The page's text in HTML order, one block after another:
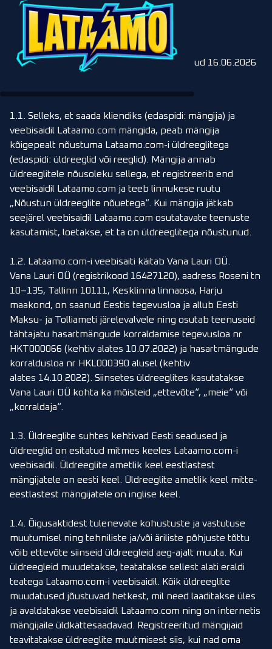
Tagasi
Üldreeglid
Eestikeelne versioon 1.81, viimati uuendatud 16.06.2026
1.1. Selleks, et saada kliendiks (edaspidi: mängija) ja
veebisaidil Lataamo.com mängida, peab mängija
kõigepealt nõustuma Lataamo.com-i üldreeglitega
(edaspidi: üldreeglid või reeglid). Mängija annab
üldreeglitele nõusoleku sellega, et registreerib end
veebisaidil Lataamo.com ja teeb linnukese ruutu
„Nõustun üldreeglite nõuetega“. Kui mängija jätkab
seejärel veebisaidil Lataamo.com osutatavate teenuste
kasutamist, loetakse, et ta on üldreeglitega nõustunud.
1.2. Lataamo.com-i veebisaiti käitab Vana Lauri OÜ.
Vana Lauri OÜ (registrikood 16427120), aadress Roseni tn
10–135, Tallinn 10111, Kesklinna linnaosa, Harju
maakond, on saanud Eestis tegevusloa ja allub Eesti
Maksu- ja Tolliameti järelevalvele ning osutab teenuseid
tähtajatu hasartmängude korraldamise tegevusloa nr
HKT000066 (kehtiv alates 10.07.2022) ja hasartmängude
korraldusloa nr HKL000390 alusel (kehtiv
alates 14.10.2022). Siinsetes üldreeglites kasutatakse
Vana Lauri OÜ kohta ka mõisteid „ettevõte“, „meie“ või
„korraldaja“.
1.3. Üldreeglite suhtes kehtivad Eesti seadused ja
üldreeglid on esitatud mitmes keeles Lataamo.com-i
veebisaidil. Üldreeglite ametlik keel eestlastest
mängijatele on eesti keel. Üldreeglite ametlik keel mitte-
eestlastest mängijatele on inglise keel.
1.4. Õigusaktidest tulenevate kohustuste ja vastutuse
muutumisel ning tehniliste ja/või äriliste põhjuste tõttu
võib ettevõte siinseid üldreegleid aeg-ajalt muuta. Kui
üldreegleid muudetakse, teatatakse sellest alati eraldi
teatega Lataamo.com-i veebisaidil. Kõik üldreeglite
muudatused jõustuvad hetkest, mil need laaditakse üles
ja avaldatakse veebisaidil Lataamo.com ning on internetis
mängijaile üldkättesaadavad. Registreeritud mängijaid
teavitatakse üldreeglite muutmisest siis, kui nad oma